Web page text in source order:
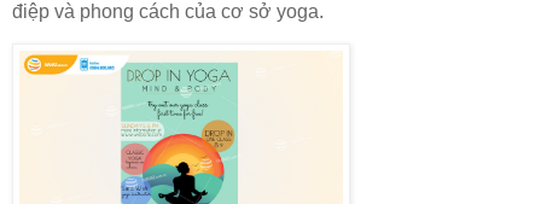
điệp và phong cách của cơ sở yoga.